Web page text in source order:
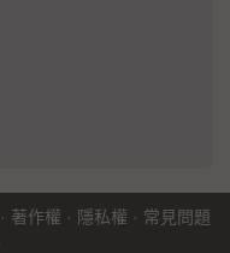
· 著作權 · 隱私權 · 常見問題